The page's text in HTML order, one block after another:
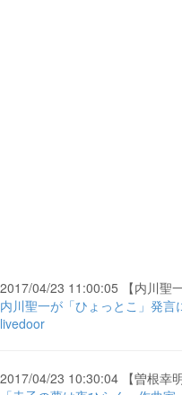
2017/04/23 11:00:05 【内川聖一
内川聖一が「ひょっとこ」発
livedoor
2017/04/23 10:30:04 【曽根幸明